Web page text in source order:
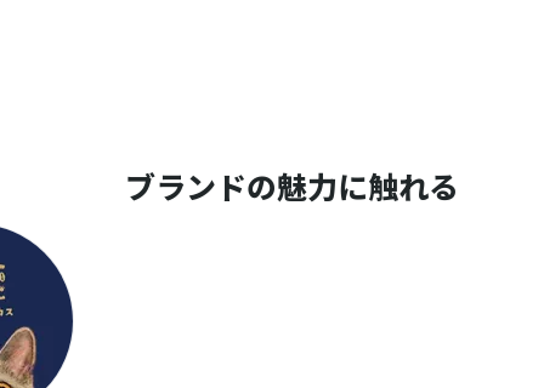
ブランドの魅力に触れる